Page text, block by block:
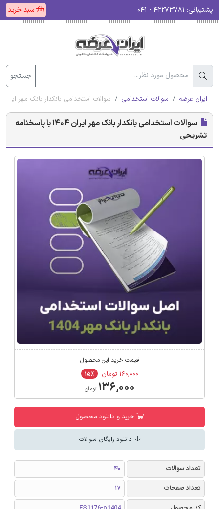
پشتیبانی: سبد خرید
جستجو
ایران عرضه سوالات استخدامی سوالات استخدامی بانکدار بانک مهر ایران 1404 با پاسخنامه تشریحی
سوالات استخدامی بانکدار بانک مهر ایران 1404 با پاسخنامه
تشریحی
قیمت خرید این محصول
۱۶۰,۰۰۰ تومان ۱۵٪
۱۳۶,۰۰۰ تومان
خرید و دانلود محصول
دانلود رایگان سوالات
تعداد سوالات
40
تعداد صفحات
17